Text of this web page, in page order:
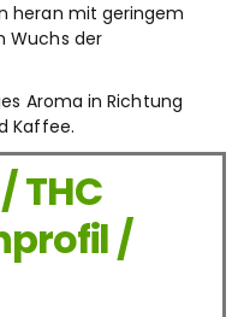
heran mit geringem
Wuchs der
Aroma in Richtung
Kaffee.
THC
/